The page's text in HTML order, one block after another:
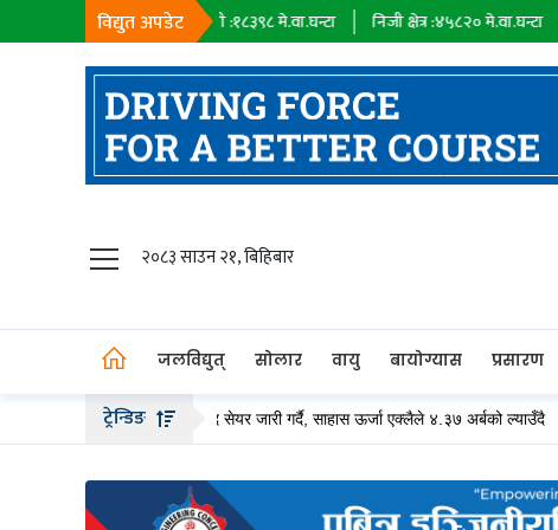
विद्युत अपडेट
सहायक कम्पनी :१८३९८ मे.वा.घन्टा निजी क्षेत्र : ४५८२०मे.वा.घन्टा आयात :
२०८३ साउन २१, बिहिबार
जलविद्युत् सोलार वायु बायोग्यास प्रसारण
वायु
बायोग्यास
पेट्रोलियम
ट्रेन्डिङ
२० अर्ब बढीको हकप्रद सेयर जारी गर्दै, साहास ऊर्जा एक्लैले ४.३७ अर्बको ल्याउँदै